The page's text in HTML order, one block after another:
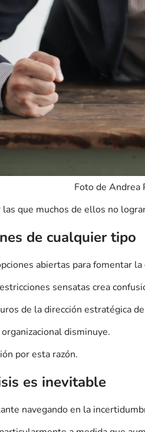
Foto de Andrea
que muchos de ellos no
de cualquier tipo
abiertas para fomentar la
sensatas crea
de la dirección estratégica
disminuye.
por esta razón.
es inevitable
navegando en la